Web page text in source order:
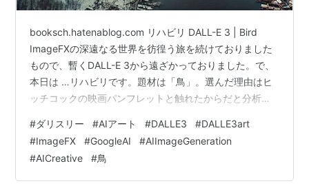
booksch.hatenablog.com リハビリ DALL-E 3 | Bird
ImageFXの深遠なる世界を彷徨う旅を続けておりました
もので、暫くDALL-E 3から遠ざかっておりました。で、
本日は …リハビリです。題材は「鳥」。選んだ理由はヒ
ッチコックの映画パンフレットと触れたからだと分析し
005 作品006 作品007 作品008 作品009 +少しだけ
ImageFX 作品001 作品002 AIとSessionを続けている
と、バシッとハマらない日もあります。今日がその日で
した。勿論AIの"負荷"もあるんでしょうが?…
#ダリスリー #AIアート #DALLE3 #DALLE3art
#ImageFX #GoogleAI #AIImageGeneration
#AICreative #鳥